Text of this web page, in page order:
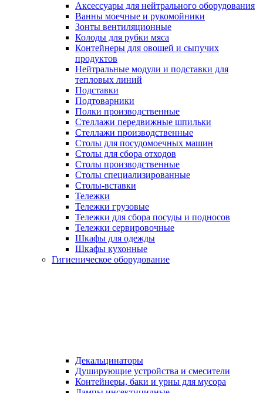
Аксессуары для нейтрального оборудования
Ванны моечные и рукомойники
Зонты вентиляционные
Колоды для рубки мяса
Контейнеры для овощей и сыпучих
продуктов
Нейтральные модули и подставки для
тепловых линий
Подставки
Подтоварники
Полки производственные
Стеллажи передвижные шпильки
Стеллажи производственные
Столы для посудомоечных машин
Столы для сбора отходов
Столы производственные
Столы специализированные
Столы-вставки
Тележки
Тележки грузовые
Тележки для сбора посуды и подносов
Тележки сервировочные
Шкафы для одежды
Шкафы кухонные
Гигиеническое оборудование
Декальцинаторы
Душирующие устройства и смесители
Контейнеры, баки и урны для мусора